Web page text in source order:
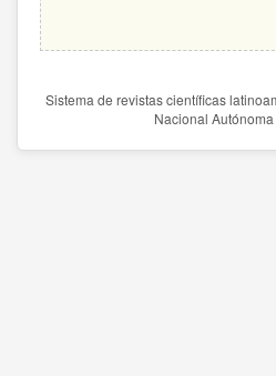
Sistema de revistas científicas
Nacional